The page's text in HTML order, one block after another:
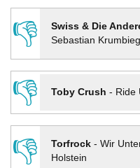
👎
Swiss & Die
Sebastian
👎
Toby Crush - Ride
👎
Torfrock- Wir
Holstein